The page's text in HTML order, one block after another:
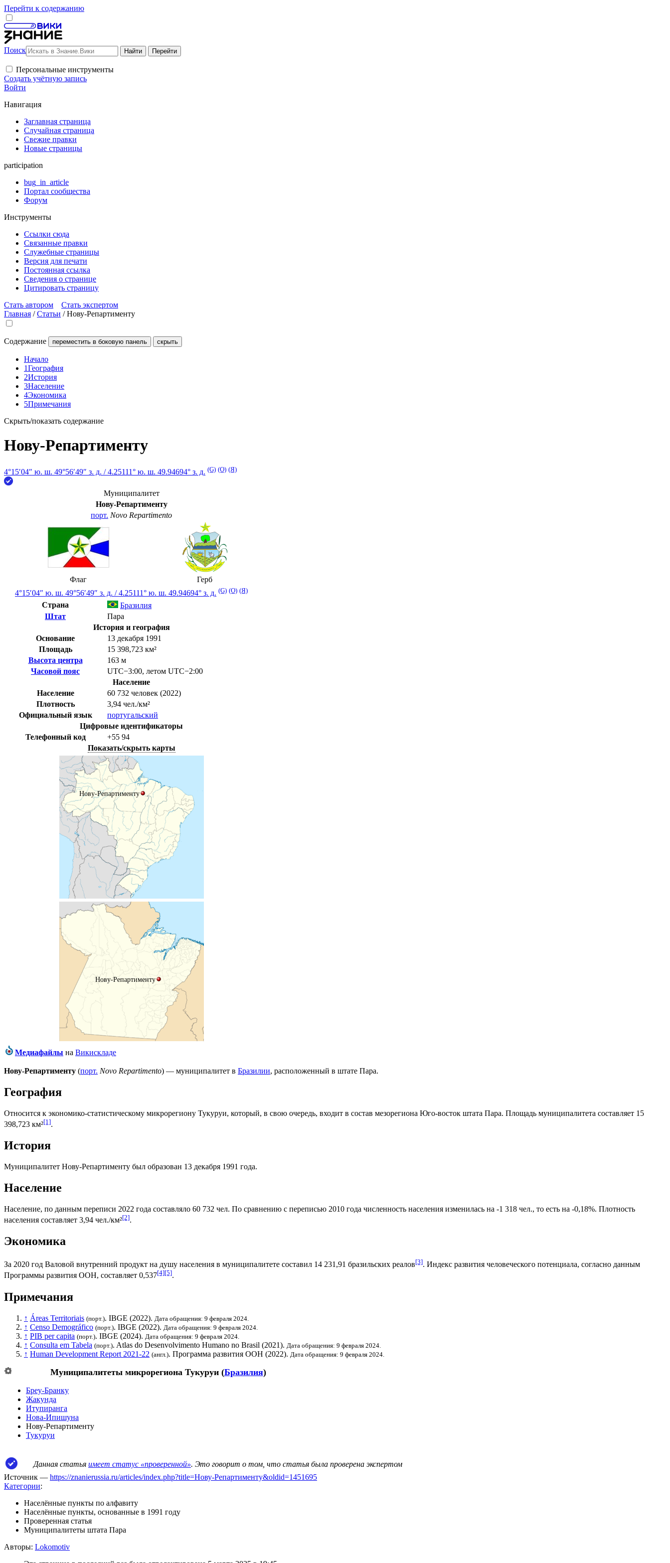
Перейти к содержанию
Поиск
Персональные инструменты
Создать учётную запись
Войти
Навигация
Заглавная страница
Случайная страница
Свежие правки
Новые страницы
participation
bug_in_article
Портал сообщества
Форум
Инструменты
Ссылки сюда
Связанные правки
Служебные страницы
Версия для печати
Постоянная ссылка
Сведения о странице
Цитировать страницу
Стать автором
Стать экспертом
Главная /Статьи /Нову-Репартименту
Содержание переместить в боковую панель скрыть
Начало
1География
2История
3Население
4Экономика
5Примечания
Скрыть/показать содержание
Нову-Репартименту
4°15′04″ ю. ш. 49°56′49″ з. д. /4.25111° ю. ш. 49.94694° з. д. (G) (O) (Я)
Муниципалитет
Нову-Репартименту
порт. Novo Repartimento
Флаг
Герб
4°15′04″ ю. ш. 49°56′49″ з. д. /4.25111° ю. ш. 49.94694° з. д. (G) (O) (Я)
Страна
Бразилия
Штат
Пара
История и география
Основание
13 декабря 1991
Площадь
15 398,723 км²
Высота центра
163 м
Часовой пояс
UTC−3:00, летом UTC−2:00
Население
Население
60 732 человек (2022)
Плотность
3,94 чел./км²
Официальный язык
португальский
Цифровые идентификаторы
Телефонный код
+55 94
Показать/скрыть карты
Нову-Репартименту
Нову-Репартименту
Медиафайлы на Викискладе
Нову-Репартименту (порт. Novo Repartimento) — муниципалитет в Бразилии, расположенный в штате Пара.
География
Относится к экономико-статистическому микрорегиону Тукуруи, который, в свою очередь, входит в состав мезорегиона Юго-восток штата Пара. Площадь муниципалитета составляет 15
398,723 км²[1].
История
Муниципалитет Нову-Репартименту был образован 13 декабря 1991 года.
Население
Население, по данным переписи 2022 года составляло 60 732 чел. По сравнению с переписью 2010 года численность населения изменилась на -1 318 чел., то есть на -0,18%. Плотность
населения составляет 3,94 чел./км²[2].
Экономика
За 2020 год Валовой внутренний продукт на душу населения в муниципалитете составил 14 231,91 бразильских реалов[3]. Индекс развития человеческого потенциала, согласно данным
Программы развития ООН, составляет 0,537[4][5].
Примечания
↑ Áreas Territoriais (порт.). IBGE (2022). Дата обращения: 9 февраля 2024.
↑ Censo Demográfico (порт.). IBGE (2022). Дата обращения: 9 февраля 2024.
↑ PIB per capita (порт.). IBGE (2024). Дата обращения: 9 февраля 2024.
↑ Consulta em Tabela (порт.). Atlas do Desenvolvimento Humano no Brasil (2021). Дата обращения: 9 февраля 2024.
↑ Human Development Report 2021-22 (англ.). Программа развития ООН (2022). Дата обращения: 9 февраля 2024.
Муниципалитеты микрорегиона Тукуруи(Бразилия)
Бреу-Бранку
Жакунда
Итупиранга
Нова-Ипишуна
Нову-Репартименту
Тукуруи
Данная статья имеет статус «проверенной». Это говорит о том, что статья была проверена экспертом
Источник — https://znanierussia.ru/articles/index.php?title=Нову-Репартименту&oldid=1451695
Категории:
Населённые пункты по алфавиту
Населённые пункты, основанные в 1991 году
Проверенная статья
Муниципалитеты штата Пара
Авторы: Lokomotiv